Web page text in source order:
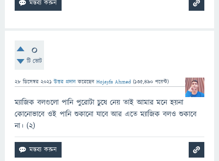
0
টি ভোট
28 ডিসেম্বর 2021 উত্তর প্রদান করেছেন Hojayfa Ahmed (135,490 পয়েন্ট)
ম্যাজিক বলগুলো পানি পুরোটা চুষে নেয় তাই আমার মনে হয়না
কোনোভাবে ওই পানি শুকানো যাবে আর এতে ম্যাজিক বলও শুকাবে
না। (২)